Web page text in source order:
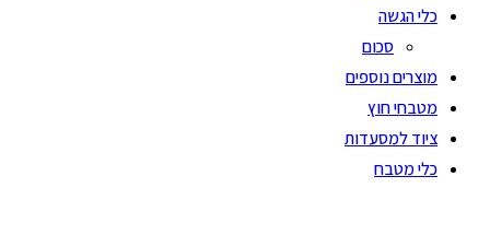
כלי הגשה
סכום
מוצרים נוספים
מטבחי חוץ
ציוד למסעדות
כלי מטבח